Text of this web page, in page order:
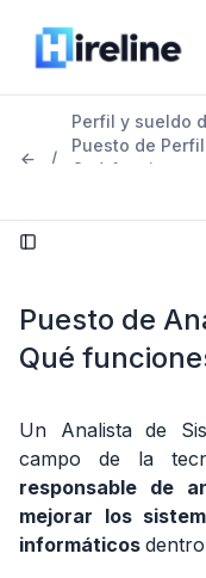
/
Perfil y sueldo
Puesto de
Qué funciones
de
contenidos
de
Analista
Sistemas:
Qué
funciones
Puesto de
Qué
Un Analista de
campo de la
responsable de
mejorar los
informáticos